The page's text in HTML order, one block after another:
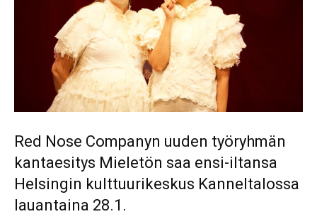
Red Nose Companyn uuden työryhmän
kantaesitys Mieletön saa ensi-iltansa
Helsingin kulttuurikeskus Kanneltalossa
lauantaina 28.1.